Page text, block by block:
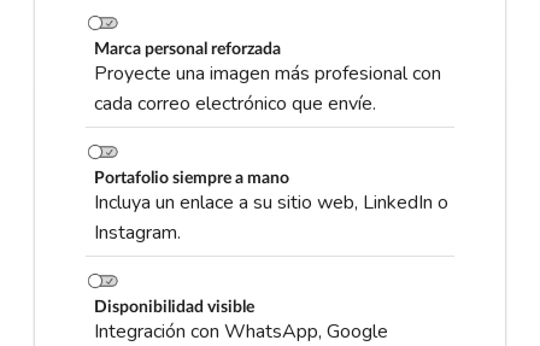
Marca personal reforzada
Proyecte una imagen más profesional con
cada correo electrónico que envíe.
Portafolio siempre a mano
Incluya un enlace a su sitio web, LinkedIn o
Instagram.
Disponibilidad visible
Integración con WhatsApp, Google